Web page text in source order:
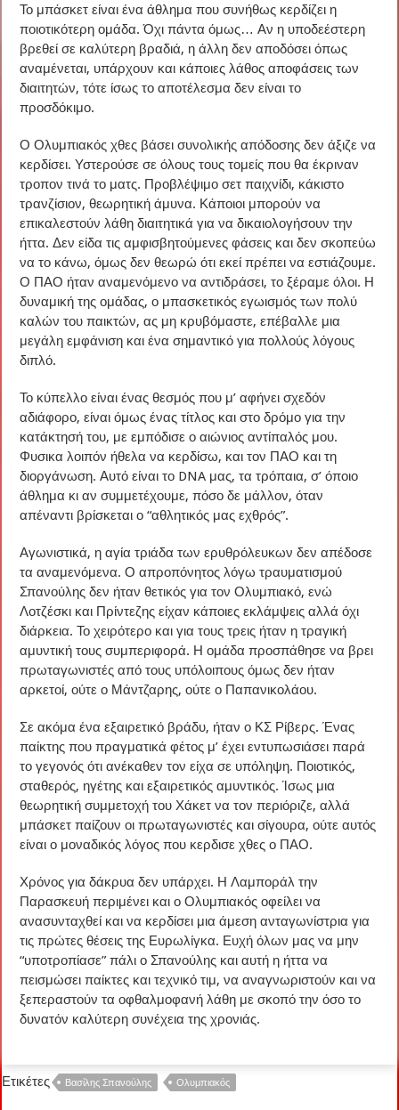
Το μπάσκετ είναι ένα άθλημα που συνήθως κερδίζει η
ποιοτικότερη ομάδα. Όχι πάντα όμως… Αν η υποδεέστερη
βρεθεί σε καλύτερη βραδιά, η άλλη δεν αποδόσει όπως
αναμένεται, υπάρχουν και κάποιες λάθος αποφάσεις των
διαιτητών, τότε ίσως το αποτέλεσμα δεν είναι το
προσδόκιμο.
Ο Ολυμπιακός χθες βάσει συνολικής απόδοσης δεν άξιζε να
κερδίσει. Υστερούσε σε όλους τους τομείς που θα έκριναν
τροπον τινά το ματς. Προβλέψιμο σετ παιχνίδι, κάκιστο
τρανζίσιον, θεωρητική άμυνα. Κάποιοι μπορούν να
επικαλεστούν λάθη διαιτητικά για να δικαιολογήσουν την
ήττα. Δεν είδα τις αμφισβητούμενες φάσεις και δεν σκοπεύω
να το κάνω, όμως δεν θεωρώ ότι εκεί πρέπει να εστιάζουμε.
Ο ΠΑΟ ήταν αναμενόμενο να αντιδράσει, το ξέραμε όλοι. Η
δυναμική της ομάδας, ο μπασκετικός εγωισμός των πολύ
καλών του παικτών, ας μη κρυβόμαστε, επέβαλλε μια
μεγάλη εμφάνιση και ένα σημαντικό για πολλούς λόγους
διπλό.
Το κύπελλο είναι ένας θεσμός που μ’ αφήνει σχεδόν
αδιάφορο, είναι όμως ένας τίτλος και στο δρόμο για την
κατάκτησή του, με εμπόδισε ο αιώνιος αντίπαλός μου.
Φυσικα λοιπόν ήθελα να κερδίσω, και τον ΠΑΟ και τη
διοργάνωση. Αυτό είναι το DNA μας, τα τρόπαια, σ’ όποιο
άθλημα κι αν συμμετέχουμε, πόσο δε μάλλον, όταν
απέναντι βρίσκεται ο “αθλητικός μας εχθρός”.
Αγωνιστικά, η αγία τριάδα των ερυθρόλευκων δεν απέδοσε
τα αναμενόμενα. Ο απροπόνητος λόγω τραυματισμού
Σπανούλης δεν ήταν θετικός για τον Ολυμπιακό, ενώ
Λοτζέσκι και Πρίντεζης είχαν κάποιες εκλάμψεις αλλά όχι
διάρκεια. Το χειρότερο και για τους τρεις ήταν η τραγική
αμυντική τους συμπεριφορά. Η ομάδα προσπάθησε να βρει
πρωταγωνιστές από τους υπόλοιπους όμως δεν ήταν
αρκετοί, ούτε ο Μάντζαρης, ούτε ο Παπανικολάου.
Σε ακόμα ένα εξαιρετικό βράδυ, ήταν ο ΚΣ Ρίβερς. Ένας
παίκτης που πραγματικά φέτος μ’ έχει εντυπωσιάσει παρά
το γεγονός ότι ανέκαθεν τον είχα σε υπόληψη. Ποιοτικός,
σταθερός, ηγέτης και εξαιρετικός αμυντικός. Ίσως μια
θεωρητική συμμετοχή του Χάκετ να τον περιόριζε, αλλά
μπάσκετ παίζουν οι πρωταγωνιστές και σίγουρα, ούτε αυτός
είναι ο μοναδικός λόγος που κερδισε χθες ο ΠΑΟ.
Χρόνος για δάκρυα δεν υπάρχει. Η Λαμποράλ την
Παρασκευή περιμένει και ο Ολυμπιακός οφείλει να
ανασυνταχθεί και να κερδίσει μια άμεση ανταγωνίστρια για
τις πρώτες θέσεις της Ευρωλίγκα. Ευχή όλων μας να μην
“υποτροπίασε” πάλι ο Σπανούλης και αυτή η ήττα να
πεισμώσει παίκτες και τεχνικό τιμ, να αναγνωριστούν και να
ξεπεραστούν τα οφθαλμοφανή λάθη με σκοπό την όσο το
δυνατόν καλύτερη συνέχεια της χρονιάς.
Ετικέτες Βασίλης Σπανούλης Ολυμπιακός